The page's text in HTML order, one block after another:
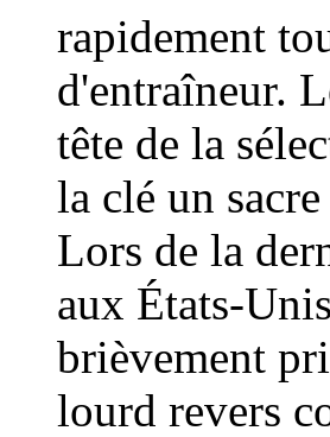
rapidement
d'entraîneur.
tête de la
la clé un
Lors de la
aux États-
brièvement
lourd revers